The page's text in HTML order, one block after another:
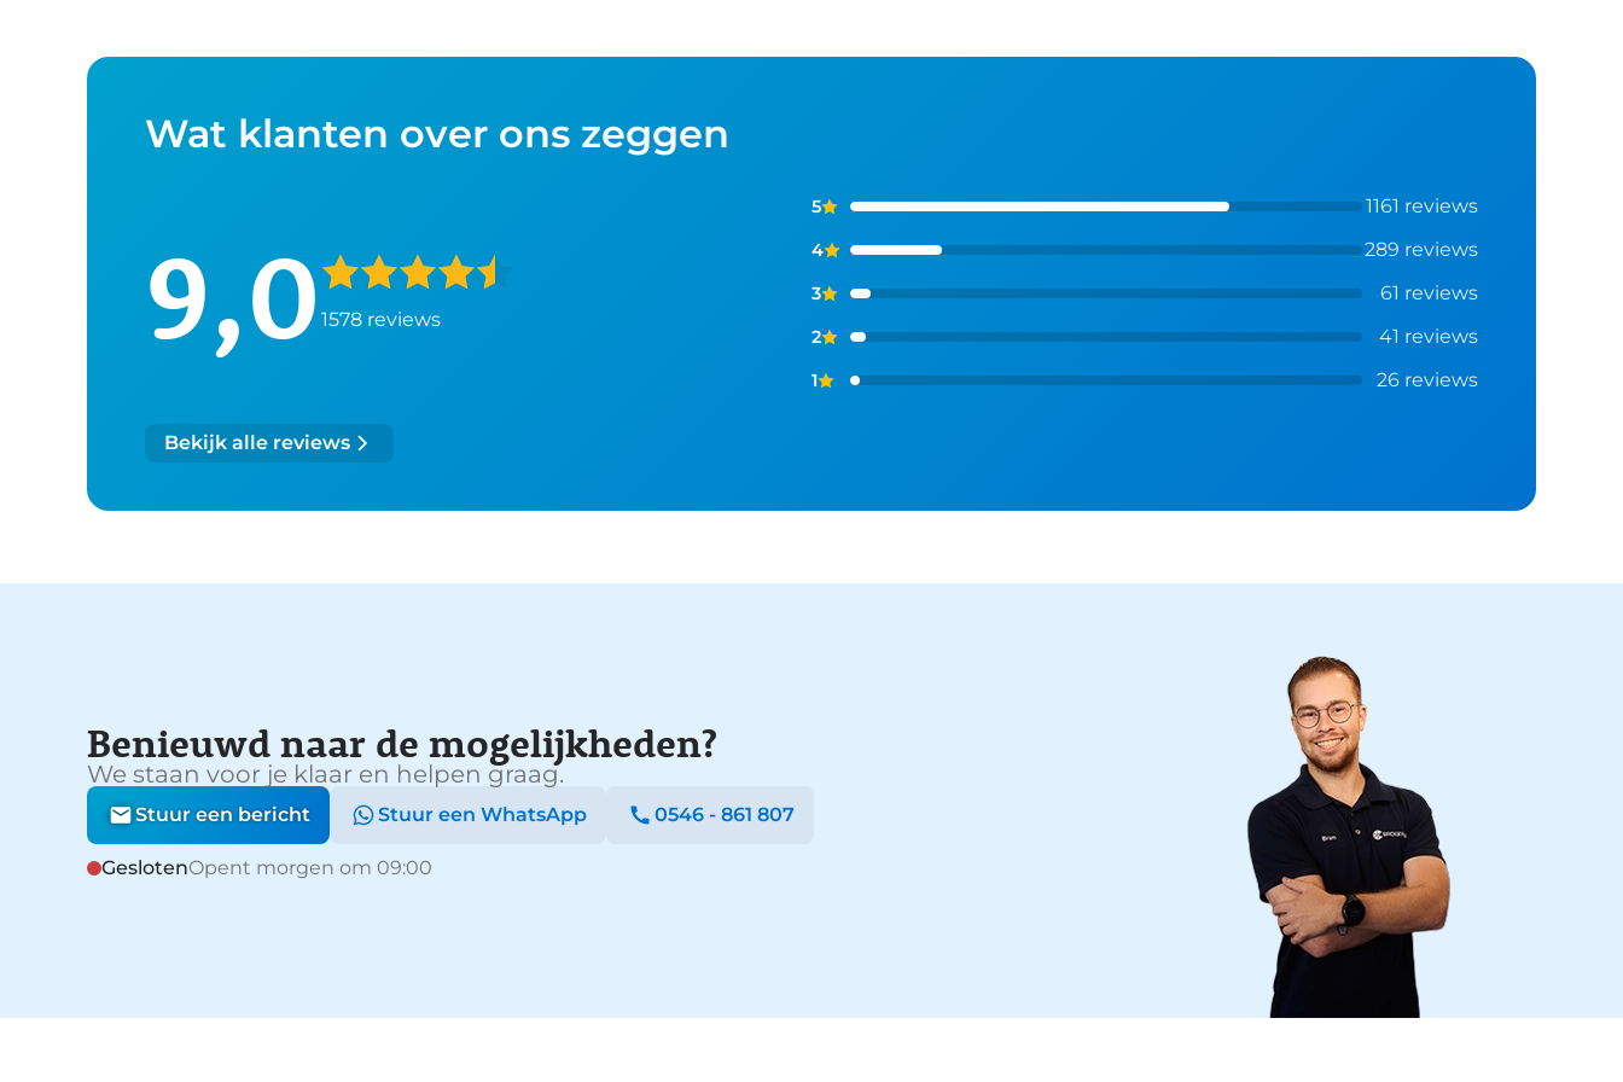
Wat klanten over ons zeggen
9,0 1578 reviews
5 1161 reviews
4 289 reviews
3 61 reviews
2 41 reviews
1 26 reviews
Bekijk alle reviews
Benieuwd naar de mogelijkheden?
We staan voor je klaar en helpen graag.
Stuur een bericht Stuur een WhatsApp 0546 - 861 807
GeslotenOpent morgen om 09:00